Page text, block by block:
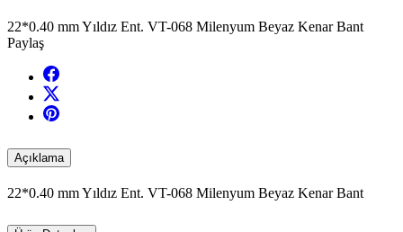
22*0.40 mm Yıldız Ent. VT-068 Milenyum Beyaz Kenar Bant
Paylaş
Açıklama
22*0.40 mm Yıldız Ent. VT-068 Milenyum Beyaz Kenar Bant